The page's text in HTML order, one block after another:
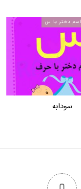
اسم دختر با س
سودابه